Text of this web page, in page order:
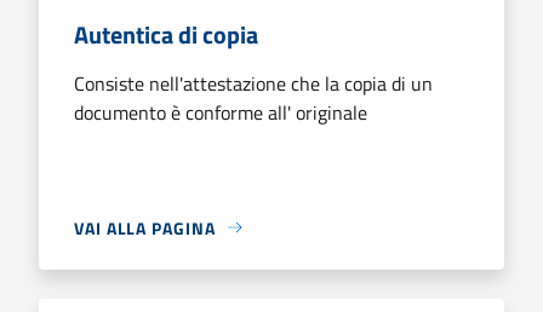
Autentica di copia
Consiste nell'attestazione che la copia di un
documento è conforme all' originale
VAI ALLA PAGINA